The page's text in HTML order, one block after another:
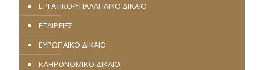
ΕΡΓΑΤΙΚΟ-ΥΠΑΛΛΗΛΙΚΟ ΔΙΚΑΙΟ
ΕΤΑΙΡΕΙΕΣ
ΕΥΡΩΠΑΪΚΟ ΔΙΚΑΙΟ
ΚΛΗΡΟΝΟΜΙΚΟ ΔΙΚΑΙΟ